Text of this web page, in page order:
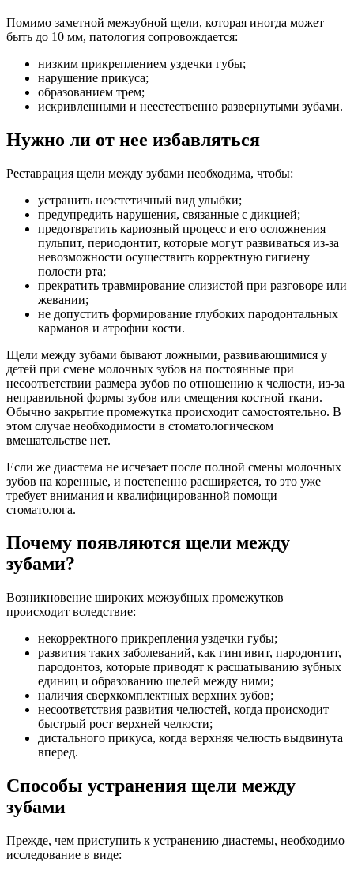
Помимо заметной межзубной щели, которая иногда может
быть до 10 мм, патология сопровождается:
низким прикреплением уздечки губы;
нарушение прикуса;
образованием трем;
искривленными и неестественно развернутыми зубами.
Нужно ли от нее избавляться
Реставрация щели между зубами необходима, чтобы:
устранить неэстетичный вид улыбки;
предупредить нарушения, связанные с дикцией;
предотвратить кариозный процесс и его осложнения
пульпит, периодонтит, которые могут развиваться из-за
невозможности осуществить корректную гигиену
полости рта;
прекратить травмирование слизистой при разговоре или
жевании;
не допустить формирование глубоких пародонтальных
карманов и атрофии кости.
Щели между зубами бывают ложными, развивающимися у
детей при смене молочных зубов на постоянные при
несоответствии размера зубов по отношению к челюсти, из-за
неправильной формы зубов или смещения костной ткани.
Обычно закрытие промежутка происходит самостоятельно. В
этом случае необходимости в стоматологическом
вмешательстве нет.
Если же диастема не исчезает после полной смены молочных
зубов на коренные, и постепенно расширяется, то это уже
требует внимания и квалифицированной помощи
стоматолога.
Почему появляются щели между
зубами?
Возникновение широких межзубных промежутков
происходит вследствие:
некорректного прикрепления уздечки губы;
развития таких заболеваний, как гингивит, пародонтит,
пародонтоз, которые приводят к расшатыванию зубных
единиц и образованию щелей между ними;
наличия сверхкомплектных верхних зубов;
несоответствия развития челюстей, когда происходит
быстрый рост верхней челюсти;
дистального прикуса, когда верхняя челюсть выдвинута
вперед.
Способы устранения щели между
зубами
Прежде, чем приступить к устранению диастемы, необходимо
исследование в виде: